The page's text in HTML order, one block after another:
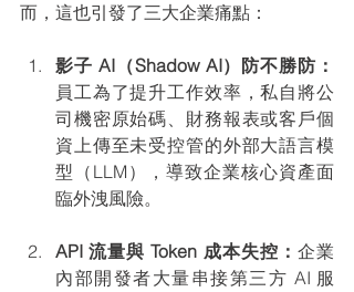
而，這也引發了三大企業痛點：
影子 AI（Shadow AI）防不勝防：
員工為了提升工作效率，私自將公
司機密原始碼、財務報表或客戶個
資上傳至未受控管的外部大語言模
型（LLM），導致企業核心資產面
臨外洩風險。
API 流量與 Token 成本失控： 企業
內部開發者大量串接第三方 AI 服